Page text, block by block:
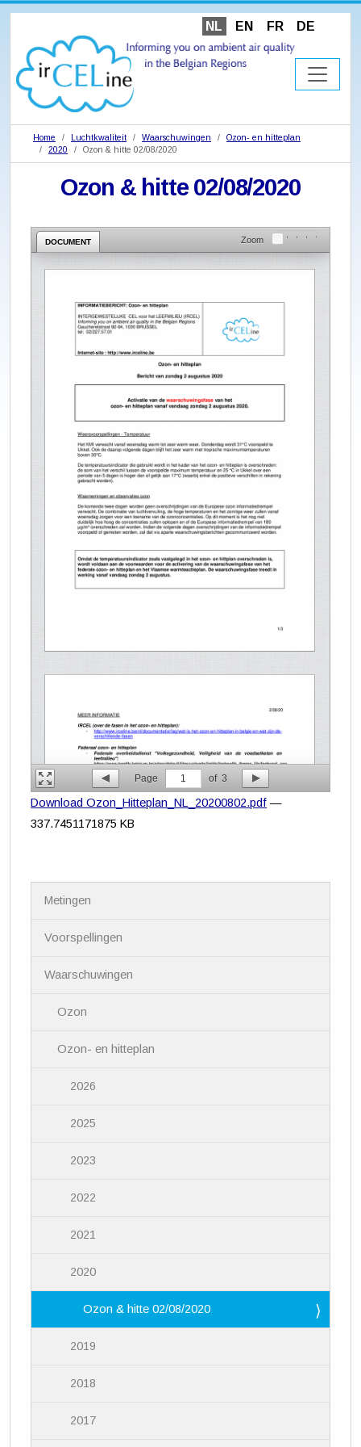
NL EN FR DE
Home Luchtkwaliteit Waarschuwingen
Ozon- en hitteplan
2020
Ozon & hitte 02/08/2020
Ozon & hitte 02/08/2020
DOCUMENT Zoom
Page 1 of 3
Download Ozon_Hitteplan_NL_20200802.pdf —
337.7451171875 KB
Metingen
Voorspellingen
Waarschuwingen
Ozon
Ozon- en hitteplan
2026
2025
2023
2022
2021
2020
Ozon & hitte 02/08/2020
2019
2018
2017